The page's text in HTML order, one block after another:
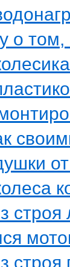
о
строя
строя